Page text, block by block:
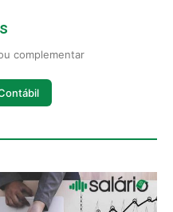
complementar